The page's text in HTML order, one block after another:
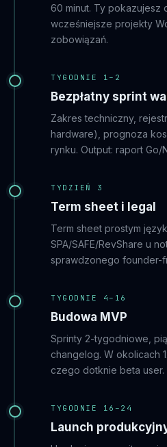
60 minut. Ty pokazujesz
wcześniejsze projekty
zobowiązań.
TYGODNIE 1–2
Bezpłatny sprint
Zakres techniczny,
hardware), prognoza
rynku. Output: raport Go/
TYDZIEŃ 3
Term sheet i legal
Term sheet prostym
SPA/SAFE/RevShare u
sprawdzonego founder-
TYGODNIE 4–16
Budowa MVP
Sprinty 2-tygodniowe,
changelog. W okolicach
czego dotknie beta user.
TYGODNIE 16–24
Launch